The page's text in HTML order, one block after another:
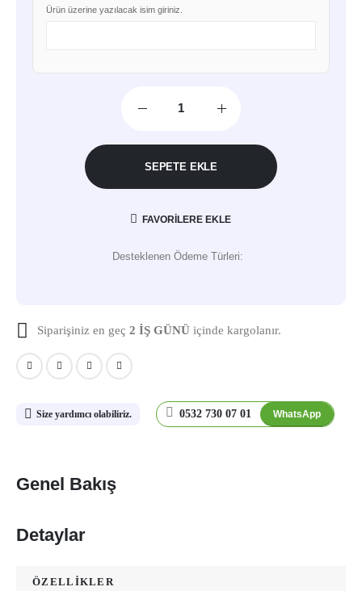
Ürün üzerine yazılacak isim giriniz.
SEPETE EKLE
FAVORILERE EKLE
Desteklenen Ödeme Türleri:
Siparişiniz en geç 2 İŞ GÜNÜ içinde kargolanır.
Size yardımcı olabiliriz. 0532 730 07 01 WhatsApp
Genel Bakış
Detaylar
ÖZELLİKLER